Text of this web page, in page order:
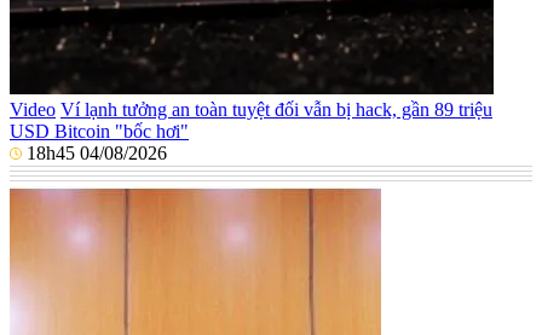
Video Ví lạnh tưởng an toàn tuyệt đối vẫn bị hack, gần 89 triệu
USD Bitcoin "bốc hơi"
18h45 04/08/2026